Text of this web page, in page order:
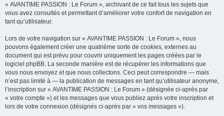
« AVANTIME PASSION : Le Forum », archivant de ce fait tous les sujets que
vous avez consultés et permettant d’améliorer votre confort de navigation en
tant qu’utilisateur.
Lors de votre navigation sur « AVANTIME PASSION : Le Forum », nous
pouvons également créer une quatrième sorte de cookies, externes au
document qui est prévu pour couvrir uniquement les pages créées par le
logiciel phpBB. La seconde manière est de récupérer les informations que
vous nous envoyez et que nous collectons. Ceci peut correspondre — mais
n’est pas limité à — la publication de messages en tant qu’utilisateur anonyme,
l’inscription sur « AVANTIME PASSION : Le Forum » (désignée ci-après par
« votre compte ») et les messages que vous publiez après votre inscription et
lors de votre connexion (désignés ci-après par « vos messages »).